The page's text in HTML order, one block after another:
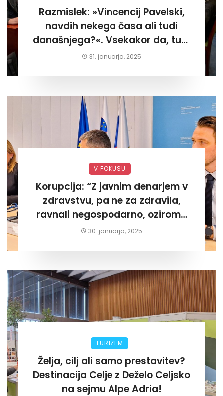
Razmislek: »Vincencij Pavelski,
navdih nekega časa ali tudi
današnjega?«. Vsekakor da, tudi
današnjega«
31. januarja, 2025
V FOKUSU
Korupcija: “Z javnim denarjem v
zdravstvu, pa ne za zdravila,
ravnali negospodarno, oziroma
za lastni žep. Tokrat na Žalskem«
30. januarja, 2025
TURIZEM
Želja, cilj ali samo prestavitev?
Destinacija Celje z Deželo Celjsko
na sejmu Alpe Adria!